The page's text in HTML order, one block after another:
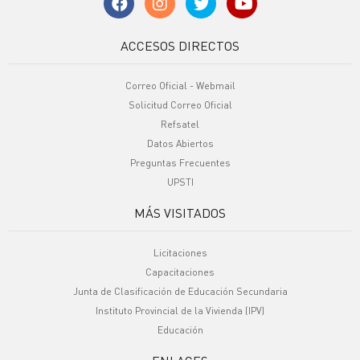
ACCESOS DIRECTOS
Correo Oficial - Webmail
Solicitud Correo Oficial
Refsatel
Datos Abiertos
Preguntas Frecuentes
UPSTI
MÁS VISITADOS
Licitaciones
Capacitaciones
Junta de Clasificación de Educación Secundaria
Instituto Provincial de la Vivienda (IPV)
Educación